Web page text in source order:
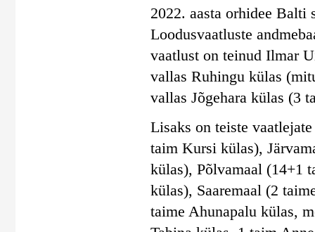
2022. aasta orhidee Balti
Loodusvaatluste
vaatlust on teinud Ilmar
vallas Ruhingu külas
vallas Jõgehara külas (3
Lisaks on teiste
taim Kursi külas),
külas), Põlvamaal (14+1
külas), Saaremaal (2
taime Ahunapalu külas,